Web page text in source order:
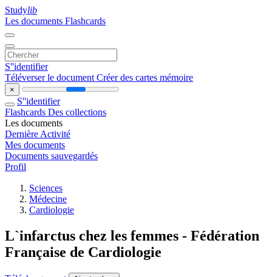
Studylib
Les documents Flashcards
S''identifier
Téléverser le document Créer des cartes mémoire
×
S''identifier
Flashcards Des collections
Les documents
Dernière Activité
Mes documents
Documents sauvegardés
Profil
Sciences
Médecine
Cardiologie
L`infarctus chez les femmes - Fédération
Française de Cardiologie